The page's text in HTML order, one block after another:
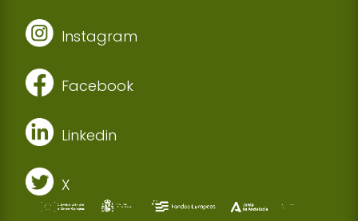
Instagram
Facebook
Linkedin
X